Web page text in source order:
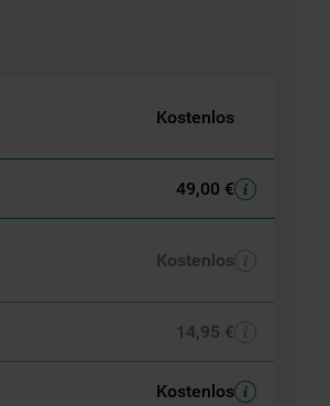
Kostenlos
49,00 €
Kostenlos
14,95 €
Kostenlos